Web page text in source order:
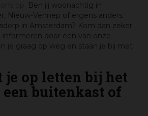
. Ben jij woonachtig in
Nieuw-Vennep of ergens anders
in Amsterdam? Kom dan zeker
informeren door een van onze
je graag op weg en staan je bij met
je op letten bij het
buitenkast of